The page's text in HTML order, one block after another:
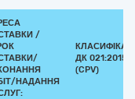
/
НАДАННЯ
ДК 021:2015
(CPV)